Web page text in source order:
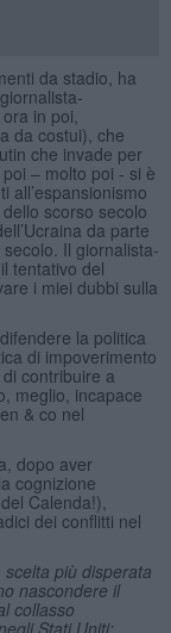
da stadio, ha
in poi,
da costui), che
che invade per
– molto poi - si è
all’espansionismo
scorso secolo
da parte
Il giornalista-
tentativo del
i miei dubbi sulla
la politica
di impoverimento
contribuire a
meglio, incapace
& co nel
dopo aver
cognizione
Calenda!),
dei conflitti nel
più disperata
nascondere il
collasso
Stati Uniti: